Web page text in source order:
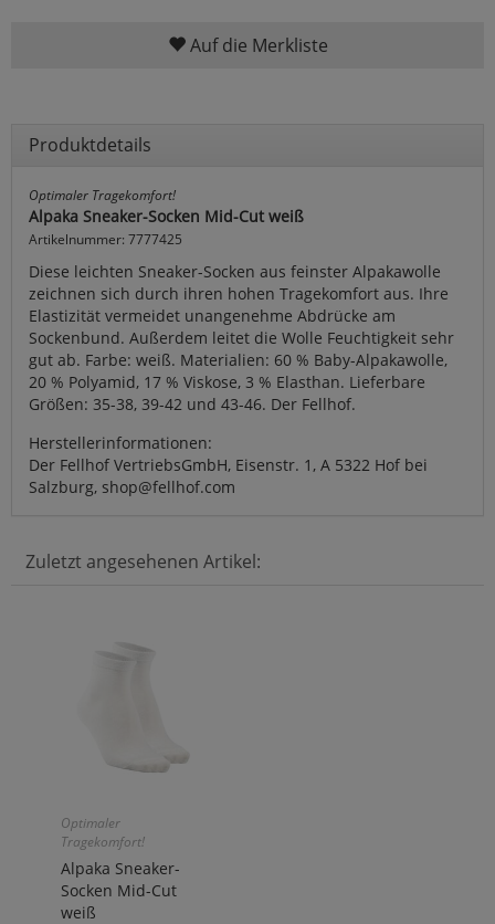
Auf die Merkliste
Produktdetails
Optimaler Tragekomfort!
Alpaka Sneaker-Socken Mid-Cut weiß
Artikelnummer: 7777425
Diese leichten Sneaker-Socken aus feinster Alpakawolle
zeichnen sich durch ihren hohen Tragekomfort aus. Ihre
Elastizität vermeidet unangenehme Abdrücke am
Sockenbund. Außerdem leitet die Wolle Feuchtigkeit sehr
gut ab. Farbe: weiß. Materialien: 60 % Baby-Alpakawolle,
20 % Polyamid, 17 % Viskose, 3 % Elasthan. Lieferbare
Größen: 35-38, 39-42 und 43-46. Der Fellhof.
Herstellerinformationen:
Der Fellhof VertriebsGmbH, Eisenstr. 1, A 5322 Hof bei
Salzburg, shop@fellhof.com
Zuletzt angesehenen Artikel:
Optimaler
Tragekomfort!
Alpaka Sneaker-
Socken Mid-Cut
weiß